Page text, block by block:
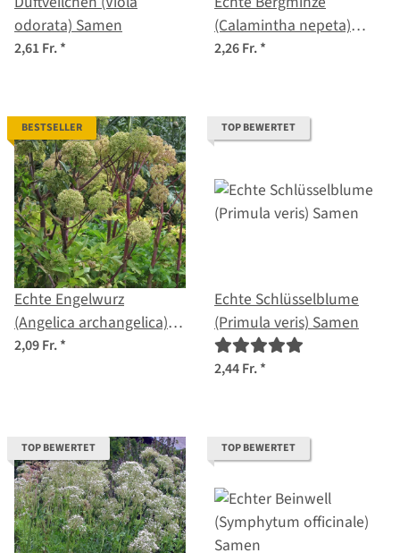
odorata) Samen
2,61 Fr.*
(Calamintha nepeta)
Samen
2,26 Fr.*
BESTSELLER
Echte Engelwurz
(Angelica archangelica)
Samen
2,09 Fr.*
TOP BEWERTET
Echte Schlüsselblume
(Primula veris) Samen
2,44 Fr.*
TOP BEWERTET TOP BEWERTET